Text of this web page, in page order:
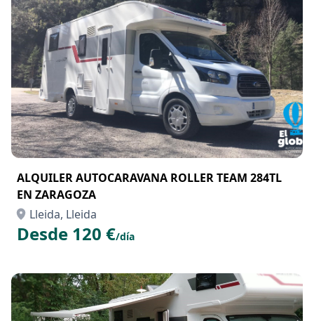
ALQUILER AUTOCARAVANA ROLLER TEAM 284TL
EN ZARAGOZA
Lleida, Lleida
Desde 120 €/día